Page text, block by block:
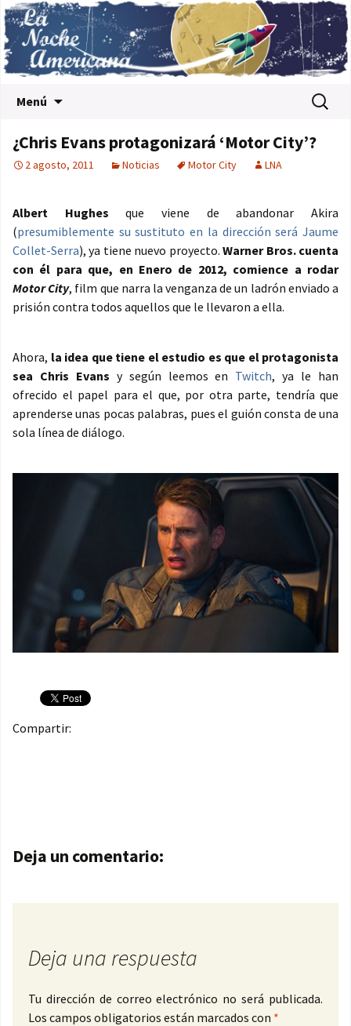
Menú Buscar:
¿Chris Evans protagonizará ‘Motor City’?
2 agosto, 2011 Noticias Motor City LNA
Albert Hughes que viene de abandonar Akira
(presumiblemente su sustituto en la dirección será Jaume
Collet-Serra), ya tiene nuevo proyecto.Warner Bros. cuenta
con él para que, en Enero de 2012, comience a rodar
Motor City, film que narra la venganza de un ladrón enviado a
prisión contra todos aquellos que le llevaron a ella.
Ahora, la idea que tiene el estudio es que el protagonista
sea Chris Evans y según leemos en Twitch, ya le han
ofrecido el papel para el que, por otra parte, tendría que
aprenderse unas pocas palabras, pues el guión consta de una
sola línea de diálogo.
Compartir:
Navegación de entradas
Deja un comentario:
Deja una respuesta
Tu dirección de correo electrónico no será publicada.
Los campos obligatorios están marcados con *